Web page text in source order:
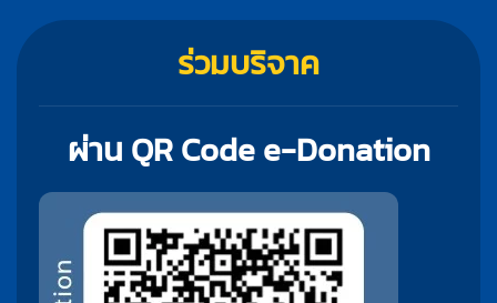
ร่วมบริจาค
ผ่าน QR Code e-Donation